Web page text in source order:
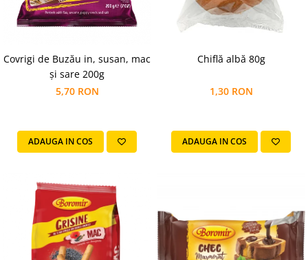
Covrigi de Buzău in, susan, mac
și sare 200g
5,70 RON
ADAUGA IN COS
Chiflă albă 80g
1,30 RON
ADAUGA IN COS